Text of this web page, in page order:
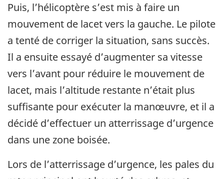
Puis, l’hélicoptère s’est mis à faire un
mouvement de lacet vers la gauche. Le pilote
a tenté de corriger la situation, sans succès.
Il a ensuite essayé d’augmenter sa vitesse
vers l’avant pour réduire le mouvement de
lacet, mais l’altitude restante n’était plus
suffisante pour exécuter la manœuvre, et il a
décidé d’effectuer un atterrissage d’urgence
dans une zone boisée.
Lors de l’atterrissage d’urgence, les pales du